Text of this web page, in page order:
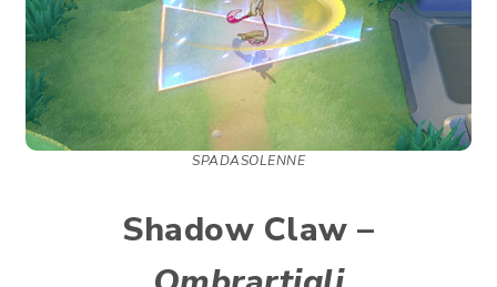
SPADASOLENNE
Shadow Claw –